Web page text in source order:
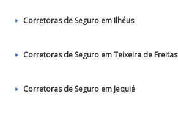
Corretoras de Seguro em Ilhéus
Corretoras de Seguro em Teixeira de Freitas
Corretoras de Seguro em Jequié